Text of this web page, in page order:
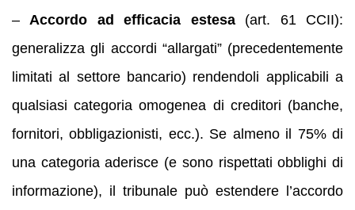
– Accordo ad efficacia estesa(art. 61 CCII):
generalizza gli accordi “allargati” (precedentemente
limitati al settore bancario) rendendoli applicabili a
qualsiasi categoria omogenea di creditori (banche,
fornitori, obbligazionisti, ecc.). Se almeno il 75% di
una categoria aderisce (e sono rispettati obblighi di
informazione), il tribunale può estendere l’accordo